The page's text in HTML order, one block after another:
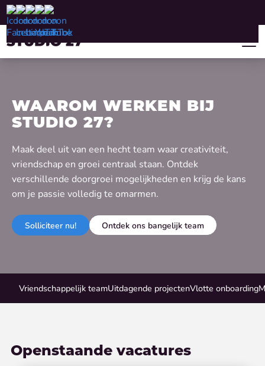
WAAROM WERKEN BIJ
STUDIO 27?
Maak deel uit van een hecht team waar creativiteit,
vriendschap en groei centraal staan. Ontdek
verschillende doorgroei mogelijkheden en krijg de kans
om je passie volledig te omarmen.
Solliciteer nu! Ontdek ons bangelijk team
Vriendschappelijk teamUitdagende projectenVlotte onboarding
Openstaande vacatures